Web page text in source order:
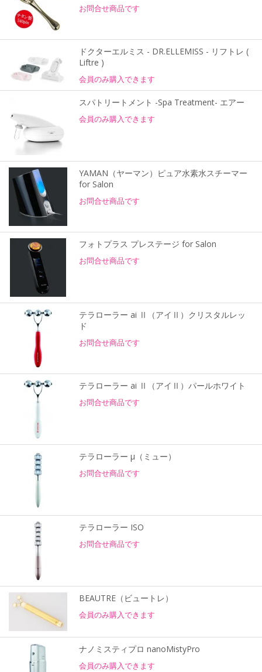
お問合せ商品です
ドクターエルミス - DR.ELLEMISS - リフトレ (
Liftre )
会員のみ購入できます
スパトリートメント -Spa Treatment- エアー
会員のみ購入できます
YAMAN（ヤーマン）ピュア水素水スチーマー
for Salon
お問合せ商品です
フォトプラス プレステージ for Salon
お問合せ商品です
テラローラー ai Ⅱ（アイⅡ）クリスタルレッ
ド
お問合せ商品です
テラローラー ai Ⅱ（アイⅡ）パールホワイト
お問合せ商品です
テラローラー μ（ミュー）
お問合せ商品です
テラローラー ISO
お問合せ商品です
BEAUTRE（ビュートレ）
会員のみ購入できます
ナノミスティプロ nanoMistyPro
会員のみ購入できます